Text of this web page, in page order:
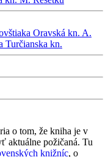
Oravská kn. A.
Turčianska kn.
o tom, že kniha je v
aktuálne požičaná. Tu
knižníc, o